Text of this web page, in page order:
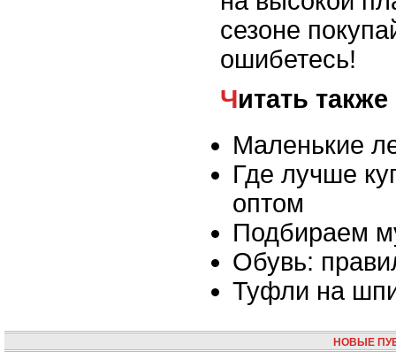
сезоне
ошибетесь!
Читать также
Маленькие
Где лучше
оптом
Подбираем
Обувь:
Туфли на
НОВЫЕ